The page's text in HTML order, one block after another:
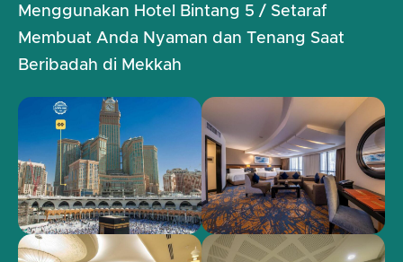
Menggunakan Hotel Bintang 5 / Setaraf
Membuat Anda Nyaman dan Tenang Saat
Beribadah di Mekkah